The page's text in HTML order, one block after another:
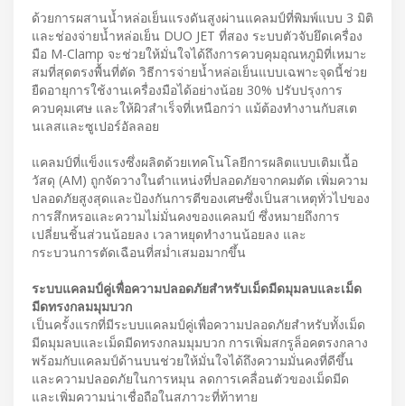
ด้วยการผสานน้ำหล่อเย็นแรงดันสูงผ่านแคลมป์ที่พิมพ์แบบ 3 มิติ
และช่องจ่ายน้ำหล่อเย็น DUO JET ที่สอง ระบบตัวจับยึดเครื่อง
มือ M-Clamp จะช่วยให้มั่นใจได้ถึงการควบคุมอุณหภูมิที่เหมาะ
สมที่สุดตรงพื้นที่ตัด วิธีการจ่ายน้ำหล่อเย็นแบบเฉพาะจุดนี้ช่วย
ยืดอายุการใช้งานเครื่องมือได้อย่างน้อย 30% ปรับปรุงการ
ควบคุมเศษ และให้ผิวสำเร็จที่เหนือกว่า แม้ต้องทำงานกับสเต
นเลสและซูเปอร์อัลลอย
แคลมป์ที่แข็งแรงซึ่งผลิตด้วยเทคโนโลยีการผลิตแบบเติมเนื้อ
วัสดุ (AM) ถูกจัดวางในตำแหน่งที่ปลอดภัยจากคมตัด เพิ่มความ
ปลอดภัยสูงสุดและป้องกันการตีของเศษซึ่งเป็นสาเหตุทั่วไปของ
การสึกหรอและความไม่มั่นคงของแคลมป์ ซึ่งหมายถึงการ
เปลี่ยนชิ้นส่วนน้อยลง เวลาหยุดทำงานน้อยลง และ
กระบวนการตัดเฉือนที่สม่ำเสมอมากขึ้น
ระบบแคลมป์คู่เพื่อความปลอดภัยสำหรับเม็ดมีดมุมลบและเม็ด
มีดทรงกลมมุมบวก
เป็นครั้งแรกที่มีระบบแคลมป์คู่เพื่อความปลอดภัยสำหรับทั้งเม็ด
มีดมุมลบและเม็ดมีดทรงกลมมุมบวก การเพิ่มสกรูล็อคตรงกลาง
พร้อมกับแคลมป์ด้านบนช่วยให้มั่นใจได้ถึงความมั่นคงที่ดีขึ้น
และความปลอดภัยในการหมุน ลดการเคลื่อนตัวของเม็ดมีด
และเพิ่มความน่าเชื่อถือในสภาวะที่ท้าทาย